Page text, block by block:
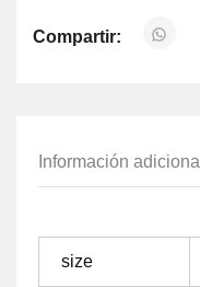
Compartir:
Información adicional
size